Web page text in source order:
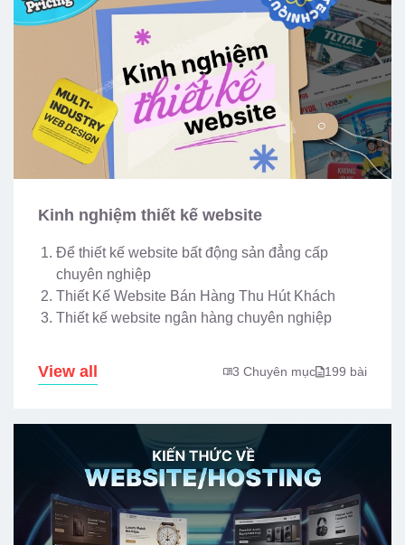
Kinh nghiệm thiết kế website
Để thiết kế website bất động sản đẳng cấp
chuyên nghiệp
Thiết Kế Website Bán Hàng Thu Hút Khách
Thiết kế website ngân hàng chuyên nghiệp
View all 3 Chuyên mục 199 bài